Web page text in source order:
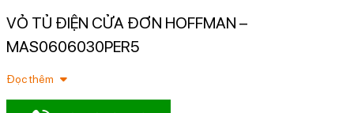
VỎ TỦ ĐIỆN CỬA ĐƠN HOFFMAN –
MAS0606030PER5
Đọc thêm